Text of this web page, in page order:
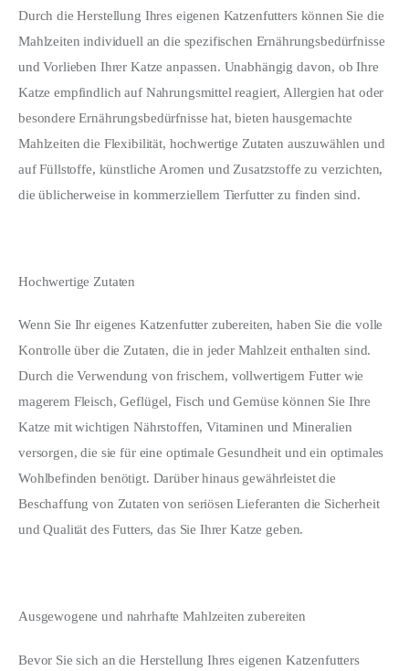
Durch die Herstellung Ihres eigenen Katzenfutters können Sie die
Mahlzeiten individuell an die spezifischen Ernährungsbedürfnisse
und Vorlieben Ihrer Katze anpassen. Unabhängig davon, ob Ihre
Katze empfindlich auf Nahrungsmittel reagiert, Allergien hat oder
besondere Ernährungsbedürfnisse hat, bieten hausgemachte
Mahlzeiten die Flexibilität, hochwertige Zutaten auszuwählen und
auf Füllstoffe, künstliche Aromen und Zusatzstoffe zu verzichten,
die üblicherweise in kommerziellem Tierfutter zu finden sind.
Hochwertige Zutaten
Wenn Sie Ihr eigenes Katzenfutter zubereiten, haben Sie die volle
Kontrolle über die Zutaten, die in jeder Mahlzeit enthalten sind.
Durch die Verwendung von frischem, vollwertigem Futter wie
magerem Fleisch, Geflügel, Fisch und Gemüse können Sie Ihre
Katze mit wichtigen Nährstoffen, Vitaminen und Mineralien
versorgen, die sie für eine optimale Gesundheit und ein optimales
Wohlbefinden benötigt. Darüber hinaus gewährleistet die
Beschaffung von Zutaten von seriösen Lieferanten die Sicherheit
und Qualität des Futters, das Sie Ihrer Katze geben.
Ausgewogene und nahrhafte Mahlzeiten zubereiten
Bevor Sie sich an die Herstellung Ihres eigenen Katzenfutters